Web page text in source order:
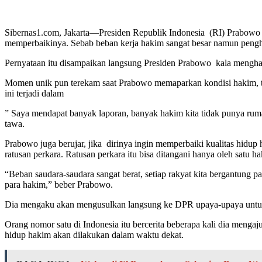
Sibernas1.com, Jakarta—Presiden Republik Indonesia (RI)
memperbaikinya. Sebab beban kerja hakim sangat besar namun
Pernyataan itu disampaikan langsung Presiden Prabowo kala
Momen unik pun terekam saat Prabowo memaparkan kondisi
ini terjadi dalam
” Saya mendapat banyak laporan, banyak hakim kita tidak punya
tawa.
Prabowo juga berujar, jika dirinya ingin memperbaiki kualitas hidup
ratusan perkara. Ratusan perkara itu bisa ditangani hanya oleh satu
“Beban saudara-saudara sangat berat, setiap rakyat kita
para hakim,” beber Prabowo.
Dia mengaku akan mengusulkan langsung ke DPR upaya-upaya
Orang nomor satu di Indonesia itu bercerita beberapa kali dia
hidup hakim akan dilakukan dalam waktu dekat.